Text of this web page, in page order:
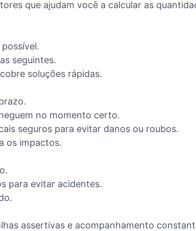
que ajudam você a calcular as
seguintes.
soluções rápidas.
no momento certo.
seguros para evitar danos ou roubos.
os impactos.
para evitar acidentes.
assertivas e acompanhamento